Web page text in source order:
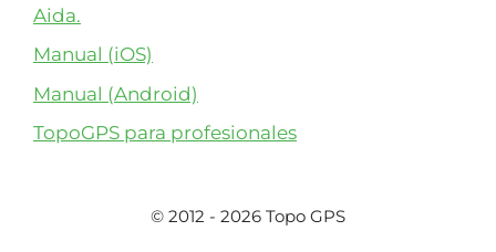
Aida.
Manual (iOS)
Manual (Android)
TopoGPS para profesionales
© 2012 - 2026 Topo GPS